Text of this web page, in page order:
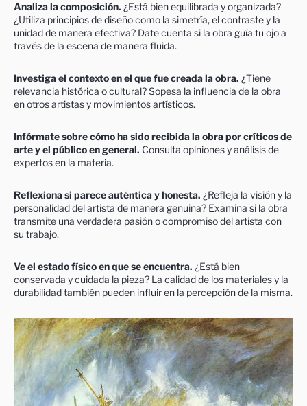
Analiza la composición. ¿Está bien equilibrada y organizada?
¿Utiliza principios de diseño como la simetría, el contraste y la
unidad de manera efectiva? Date cuenta si la obra guía tu ojo a
través de la escena de manera fluida.
Investiga el contexto en el que fue creada la obra. ¿Tiene
relevancia histórica o cultural? Sopesa la influencia de la obra
en otros artistas y movimientos artísticos.
Infórmate sobre cómo ha sido recibida la obra por críticos de
arte y el público en general. Consulta opiniones y análisis de
expertos en la materia.
Reflexiona si parece auténtica y honesta. ¿Refleja la visión y la
personalidad del artista de manera genuina? Examina si la obra
transmite una verdadera pasión o compromiso del artista con
su trabajo.
Ve el estado físico en que se encuentra. ¿Está bien
conservada y cuidada la pieza? La calidad de los materiales y la
durabilidad también pueden influir en la percepción de la misma.